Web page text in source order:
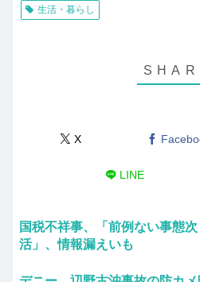
生活・暮らし
X
LINE
国税不祥事、「前例ない事態
活」、情報漏えいも